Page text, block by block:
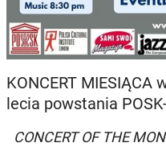
KONCERT MIESIĄCA
lecia powstania
CONCERT OF THE